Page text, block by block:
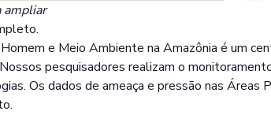
ampliar
e Meio Ambiente na Amazônia é um
pesquisadores realizam o
Os dados de ameaça e pressão nas